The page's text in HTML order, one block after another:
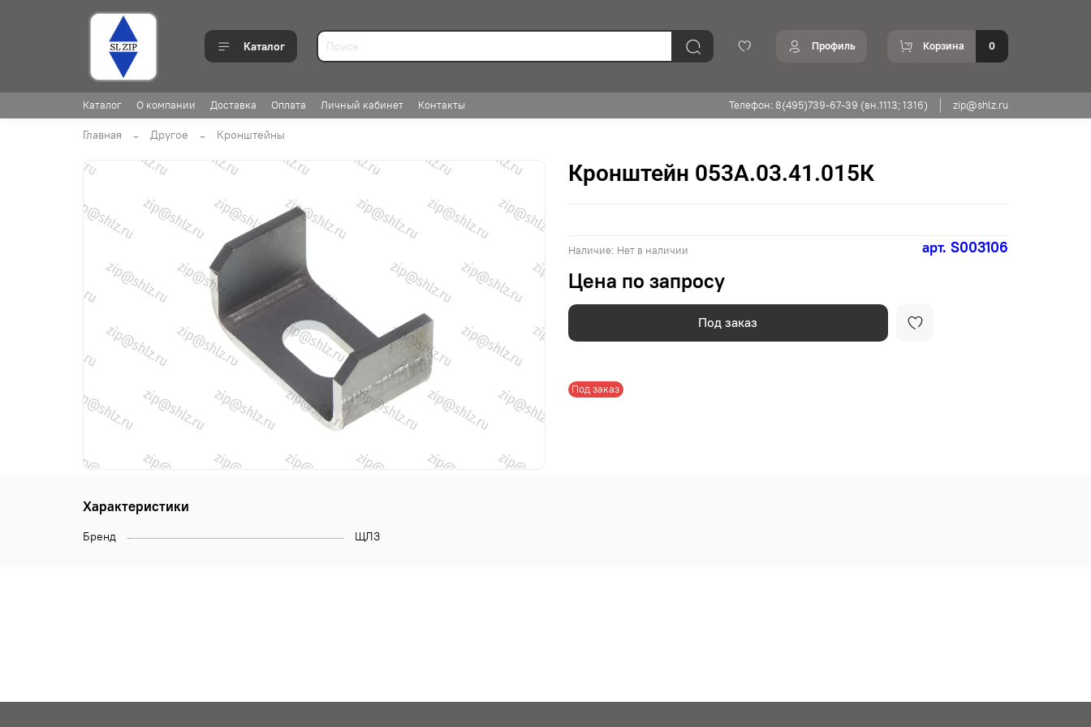
Каталог Профиль Корзина 0
Каталог О компании Доставка Оплата Личный кабинет Контакты Телефон: 8(495)739-67-39 (вн.1113; 1316) zip@shlz.ru
Главная Другое Кронштейны
арт. S003106
Наличие: Нет в наличии
Под заказ
Кронштейн 053А.03.41.015К
Цена по запросу
Под заказ
Характеристики
Бренд ЩЛЗ